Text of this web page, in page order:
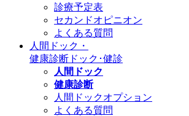
診療予定表
セカンドオピニオン
よくある質問
人間ドック・
健康診断 ドック･健診
人間ドック
健康診断
人間ドックオプション
よくある質問